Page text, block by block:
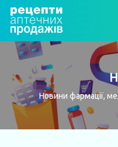
Новини фармації,